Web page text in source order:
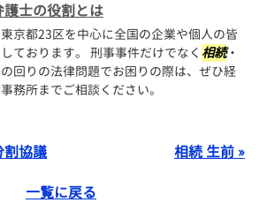
士の役割とは
京都23区を中心に全国の企業や個人の皆
ております。 刑事事件だけでなく 相続・
回りの法律問題でお困りの際は、ぜひ経
務所までご相談ください。
割協議 相続 生前 »
一覧に戻る